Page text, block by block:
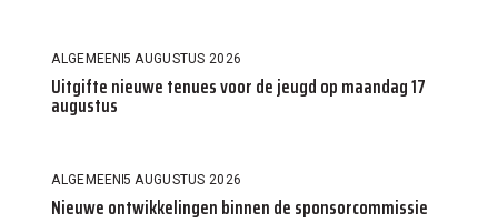
ALGEMEEN5 AUGUSTUS 2026
Uitgifte nieuwe tenues voor de jeugd op maandag 17
augustus
ALGEMEEN5 AUGUSTUS 2026
Nieuwe ontwikkelingen binnen de sponsorcommissie